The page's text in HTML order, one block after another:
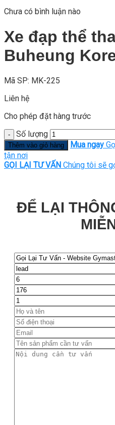
Chưa có bình luận nào
Xe đạp thể
Buheung
Mã SP: MK-225
Liên hệ
Cho phép đặt hàng trước
Số lượng
Thêm vào giỏ hàng Mua ngay
tận nơi
GỌI LẠI TƯ VẤN Chúng tôi sẽ
ĐỂ LẠI